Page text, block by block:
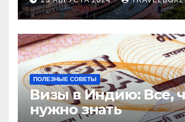
ПОЛЕЗНЫЕ СОВЕТЫ
Визы в Индию: Все,
нужно знать